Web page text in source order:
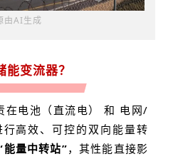
由AI生成
能变流器？
在电池（直流电） 和 电网/
高效、可控的双向能量转
量中转站”，其性能直接影